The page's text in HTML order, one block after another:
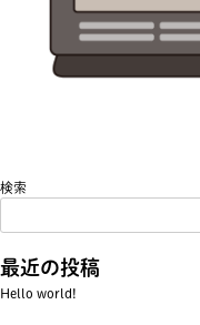
検索
最近の投稿
Hello world!